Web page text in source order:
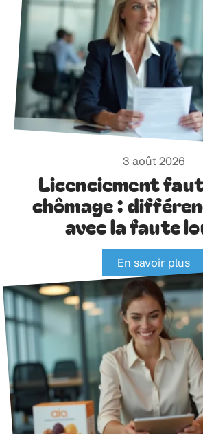
3 août 2026
Licenciement
chômage :
avec la faute
En savoir plus